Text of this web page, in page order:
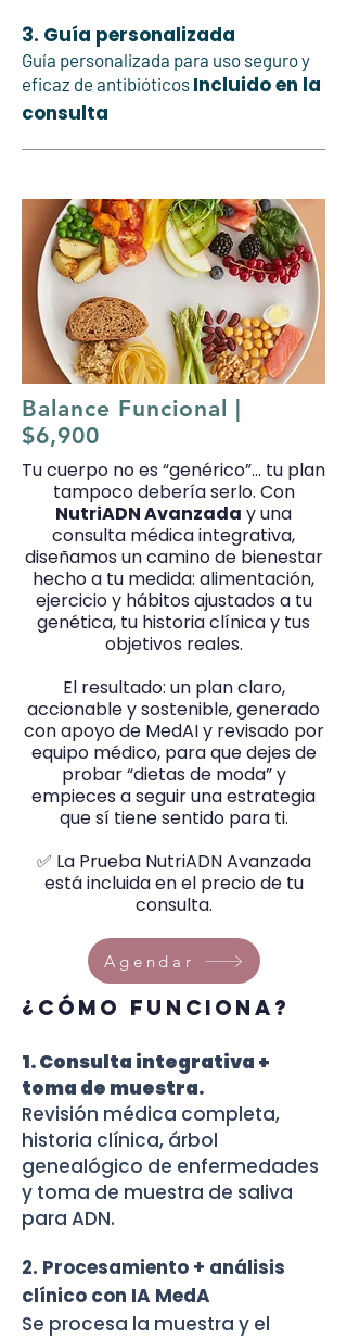
3. Guía personalizada
Guía personalizada para uso seguro y
eficaz de antibióticos Incluido en la
consulta​
Balance Funcional |
$6,900
Tu cuerpo no es “genérico”… tu plan
tampoco debería serlo. Con
NutriADN Avanzada y una
consulta médica integrativa,
diseñamos un camino de bienestar
hecho a tu medida: alimentación,
ejercicio y hábitos ajustados a tu
genética, tu historia clínica y tus
objetivos reales.
El resultado: un plan claro,
accionable y sostenible, generado
con apoyo de MedAI y revisado por
equipo médico, para que dejes de
probar “dietas de moda” y
empieces a seguir una estrategia
que sí tiene sentido para ti.
✅ La Prueba NutriADN Avanzada
está incluida en el precio de tu
consulta.
Agendar
¿Cómo funciona?
1. Consulta integrativa +
toma de muestra.
Revisión médica completa,
historia clínica, árbol
genealógico de enfermedades
y toma de muestra de saliva
para ADN.
2. Procesamiento + análisis
clínico con IA MedA
Se procesa la muestra y el